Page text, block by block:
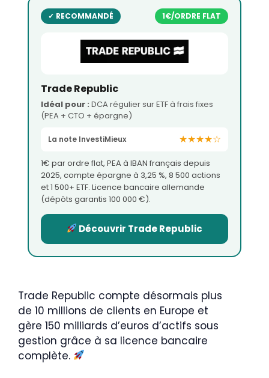
✓ RECOMMANDÉ 1€/ORDRE FLAT
Trade Republic
Idéal pour : DCA régulier sur ETF à frais fixes
(PEA + CTO + épargne)
La note InvestiMieux ★★★★☆
1€ par ordre flat, PEA à IBAN français depuis
2025, compte épargne à 3,25 %, 8 500 actions
et 1 500+ ETF. Licence bancaire allemande
(dépôts garantis 100 000 €).
Découvrir Trade Republic
Trade Republic compte désormais plus
de 10 millions de clients en Europe et
gère 150 milliards d’euros d’actifs sous
gestion grâce à sa licence bancaire
complète.